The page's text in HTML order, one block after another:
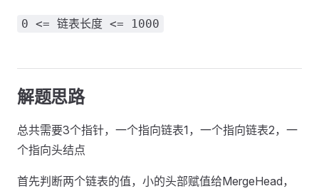
0 <= 链表长度 <= 1000
解题思路
总共需要3个指针，一个指向链表1，一个指向链表2，一
个指向头结点
首先判断两个链表的值，小的头部赋值给MergeHead，